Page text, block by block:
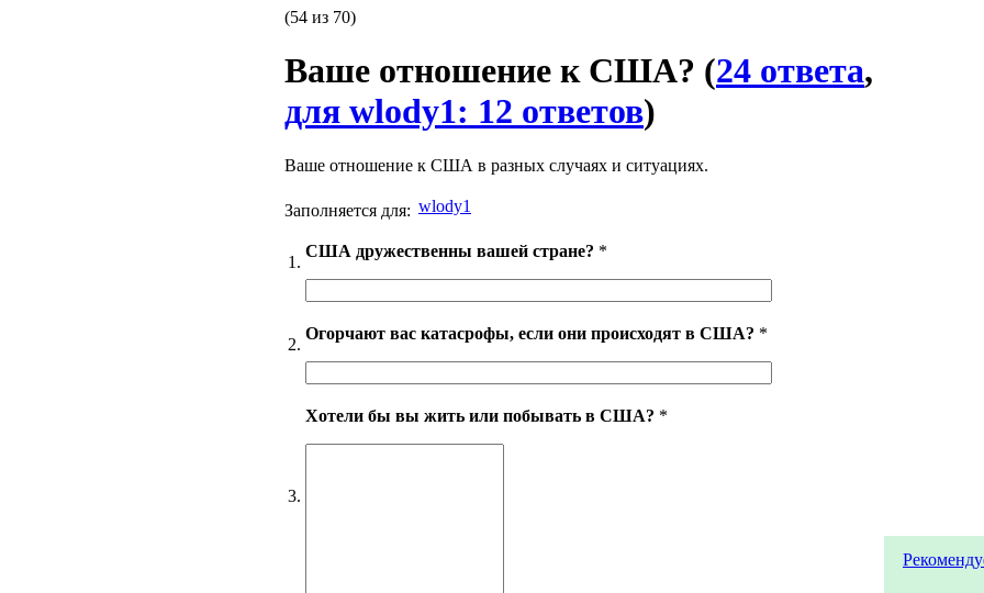
(54 из 70)
Ваше отношение к США? (24 ответа,
для wlody1: 12 ответов)
Ваше отношение к США в разных случаях и ситуациях.
Заполняется для: wlody1
1.
США дружественны вашей стране? *
2.
Огорчают вас катасрофы, если они происходят в США? *
3.
Хотели бы вы жить или побывать в США? *